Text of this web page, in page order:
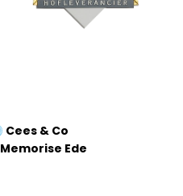
Cees & Co
Memorise Ede